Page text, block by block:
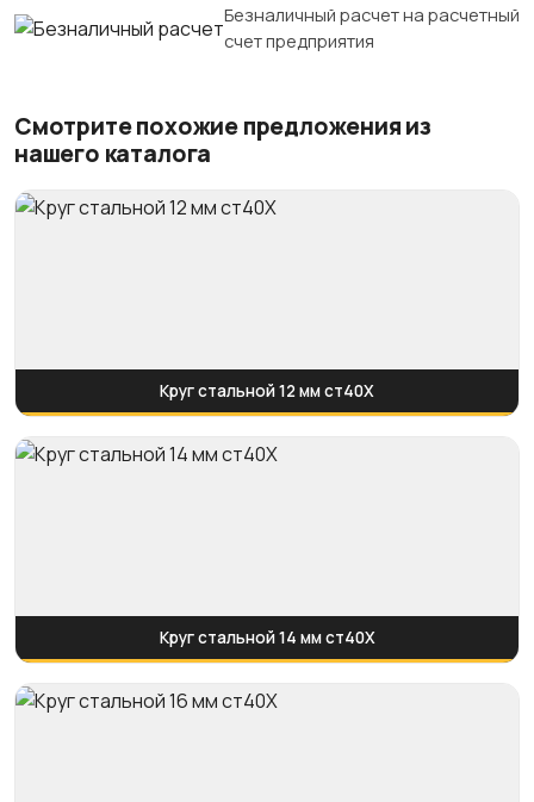
Безналичный расчет на расчетный
счет предприятия
Смотрите похожие предложения из
нашего каталога
Круг стальной 12 мм ст40Х
Круг стальной 14 мм ст40Х